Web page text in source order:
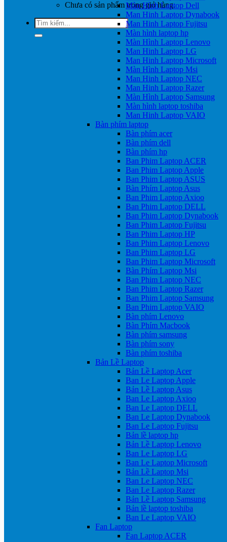
Chưa có sản phẩm trong giỏ hàng.
Tìm
kiếm:
Màn Hình Laptop Dell
Man Hinh Laptop Dynabook
Man Hinh Laptop Fujitsu
Màn hình laptop hp
Màn Hình Laptop Lenovo
Man Hinh Laptop LG
Man Hinh Laptop Microsoft
Màn Hình Laptop Msi
Man Hinh Laptop NEC
Man Hinh Laptop Razer
Màn Hình Laptop Samsung
Màn hình laptop toshiba
Man Hinh Laptop VAIO
Bàn phím laptop
Bàn phím acer
Bàn phím dell
Bàn phím hp
Ban Phim Laptop ACER
Ban Phim Laptop Apple
Ban Phim Laptop ASUS
Bàn Phím Laptop Asus
Ban Phim Laptop Axioo
Ban Phim Laptop DELL
Ban Phim Laptop Dynabook
Ban Phim Laptop Fujitsu
Ban Phim Laptop HP
Ban Phim Laptop Lenovo
Ban Phim Laptop LG
Ban Phim Laptop Microsoft
Bàn Phím Laptop Msi
Ban Phim Laptop NEC
Ban Phim Laptop Razer
Ban Phim Laptop Samsung
Ban Phim Laptop VAIO
Bàn phím Lenovo
Bàn Phím Macbook
Bàn phím samsung
Bàn phím sony
Bàn phím toshiba
Bản Lề Laptop
Bản Lề Laptop Acer
Ban Le Laptop Apple
Bản Lề Laptop Asus
Ban Le Laptop Axioo
Ban Le Laptop DELL
Ban Le Laptop Dynabook
Ban Le Laptop Fujitsu
Bản lề laptop hp
Bản Lề Laptop Lenovo
Ban Le Laptop LG
Ban Le Laptop Microsoft
Bản Lề Laptop Msi
Ban Le Laptop NEC
Ban Le Laptop Razer
Bản Lề Laptop Samsung
Bản lề laptop toshiba
Ban Le Laptop VAIO
Fan Laptop
Fan Laptop ACER